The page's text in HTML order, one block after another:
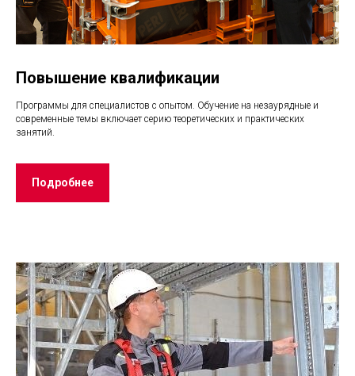
Повышение квалификации
Программы для специалистов с опытом. Обучение на незаурядные и
современные темы включает серию теоретических и практических
занятий.
Подробнее